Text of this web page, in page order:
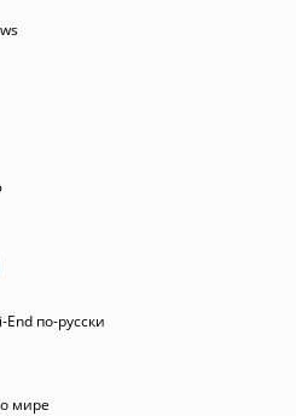
по-русски
мире